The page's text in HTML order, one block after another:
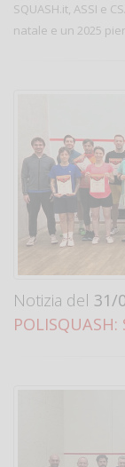
SQUASH.it, ASSI e
natale e un 2025
Notizia del 31/